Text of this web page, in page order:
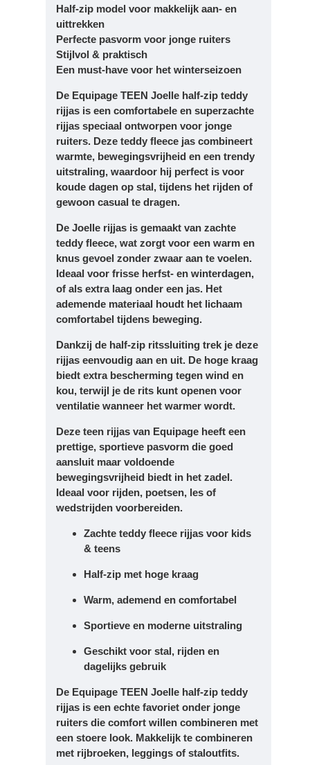
Half-zip model voor makkelijk aan- en
uittrekken
Perfecte pasvorm voor jonge ruiters
Stijlvol & praktisch
Een must-have voor het winterseizoen
De Equipage TEEN Joelle half-zip teddy
rijjas is een comfortabele en superzachte
rijjas speciaal ontworpen voor jonge
ruiters. Deze teddy fleece jas combineert
warmte, bewegingsvrijheid en een trendy
uitstraling, waardoor hij perfect is voor
koude dagen op stal, tijdens het rijden of
gewoon casual te dragen.
De Joelle rijjas is gemaakt van zachte
teddy fleece, wat zorgt voor een warm en
knus gevoel zonder zwaar aan te voelen.
Ideaal voor frisse herfst- en winterdagen,
of als extra laag onder een jas. Het
ademende materiaal houdt het lichaam
comfortabel tijdens beweging.
Dankzij de half-zip ritssluiting trek je deze
rijjas eenvoudig aan en uit. De hoge kraag
biedt extra bescherming tegen wind en
kou, terwijl je de rits kunt openen voor
ventilatie wanneer het warmer wordt.
Deze teen rijjas van Equipage heeft een
prettige, sportieve pasvorm die goed
aansluit maar voldoende
bewegingsvrijheid biedt in het zadel.
Ideaal voor rijden, poetsen, les of
wedstrijden voorbereiden.
Zachte teddy fleece rijjas voor kids
& teens
Half-zip met hoge kraag
Warm, ademend en comfortabel
Sportieve en moderne uitstraling
Geschikt voor stal, rijden en
dagelijks gebruik
De Equipage TEEN Joelle half-zip teddy
rijjas is een echte favoriet onder jonge
ruiters die comfort willen combineren met
een stoere look. Makkelijk te combineren
met rijbroeken, leggings of staloutfits.